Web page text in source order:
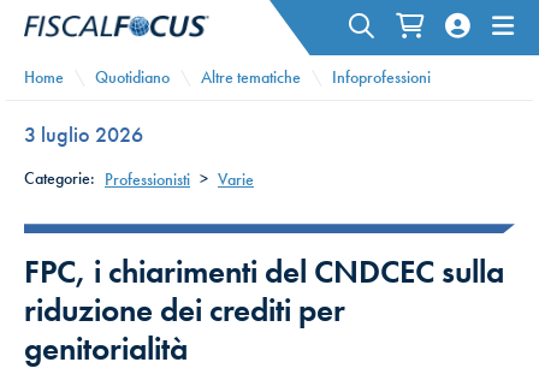
Home Quotidiano Altre tematiche Infoprofessioni
3 luglio 2026
Categorie: Professionisti > Varie
FPC, i chiarimenti del CNDCEC sulla
riduzione dei crediti per
genitorialità